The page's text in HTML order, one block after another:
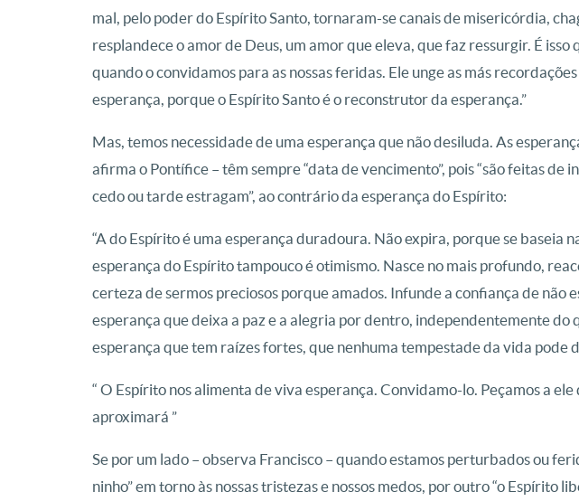
mal, pelo poder do Espírito Santo, tornaram-se canais de misericórdia,
resplandece o amor de Deus, um amor que eleva, que faz ressurgir. É isso
quando o convidamos para as nossas feridas. Ele unge as más
esperança, porque o Espírito Santo é o reconstrutor da esperança.”
Mas, temos necessidade de uma esperança que não desiluda. As
afirma o Pontífice – têm sempre “data de vencimento”, pois “são feitas de
cedo ou tarde estragam”, ao contrário da esperança do Espírito:
“A do Espírito é uma esperança duradoura. Não expira, porque se baseia
esperança do Espírito tampouco é otimismo. Nasce no mais profundo,
certeza de sermos preciosos porque amados. Infunde a confiança de não
esperança que deixa a paz e a alegria por dentro, independentemente do
esperança que tem raízes fortes, que nenhuma tempestade da vida pode
“ O Espírito nos alimenta de viva esperança. Convidamo-lo. Peçamos a ele
aproximará ”
Se por um lado – observa Francisco – quando estamos perturbados ou
ninho” em torno às nossas tristezas e nossos medos, por outro “o Espírito